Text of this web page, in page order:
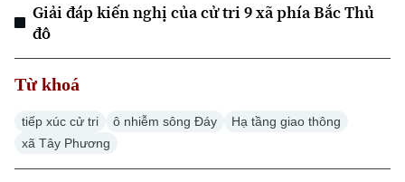
Giải đáp kiến nghị của cử tri 9 xã phía Bắc Thủ
đô
Từ khoá
tiếp xúc cử tri ô nhiễm sông Đáy
Hạ tầng giao thông
xã Tây Phương